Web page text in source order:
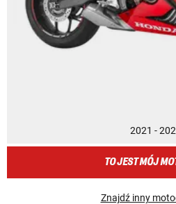
2021 -
TO JEST MÓJ
Znajdź inny